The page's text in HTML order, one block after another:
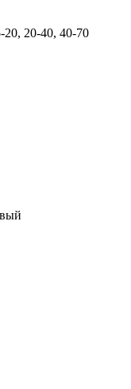
20-40, 40-70